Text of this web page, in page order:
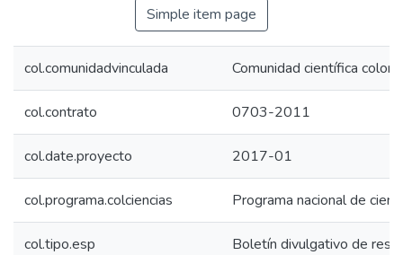
Simple item page
col.comunidadvinculada Comunidad científica
col.contrato 0703-2011
col.date.proyecto 2017-01
col.programa.colciencias Programa nacional de
col.tipo.esp Boletín divulgativo de